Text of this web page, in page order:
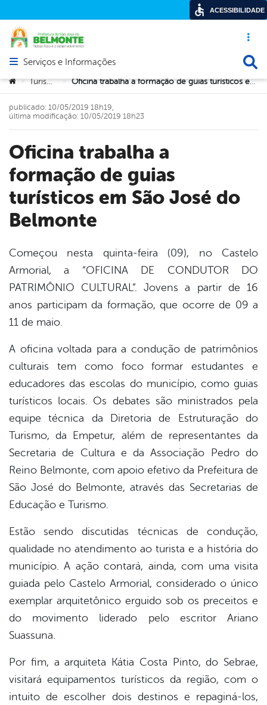
Acesso
Abrir menu principal de navegação
Serviços e Informações
Você está aqui:
> Turismo > Oficina trabalha a formação de guias turísticos em São José do Belmonte
Oficina trabalha a
formação de guias
turísticos em São José do
Belmonte
publicado: 10/05/2019 18h19,
última modificação: 10/05/2019 18h23
Começou nesta quinta-feira (09), no Castelo
Armorial, a “OFICINA DE CONDUTOR DO
PATRIMÔNIO CULTURAL”. Jovens a partir de 16
anos participam da formação, que ocorre de 09 a
11 de maio.
A oficina voltada para a condução de patrimônios
culturais tem como foco formar estudantes e
educadores das escolas do município, como guias
turísticos locais. Os debates são ministrados pela
equipe técnica da Diretoria de Estruturação do
Turismo, da Empetur, além de representantes da
Secretaria de Cultura e da Associação Pedro do
Reino Belmonte, com apoio efetivo da Prefeitura de
São José do Belmonte, através das Secretarias de
Educação e Turismo.
Estão sendo discutidas técnicas de condução,
qualidade no atendimento ao turista e a história do
município. A ação contará, ainda, com uma visita
guiada pelo Castelo Armorial, considerado o único
exemplar arquitetônico erguido sob os preceitos e
do movimento liderado pelo escritor Ariano
Suassuna.
Por fim, a arquiteta Kátia Costa Pinto, do Sebrae,
visitará equipamentos turísticos da região, com o
intuito de escolher dois destinos e repaginá-los,
ACESSIBILIDADE